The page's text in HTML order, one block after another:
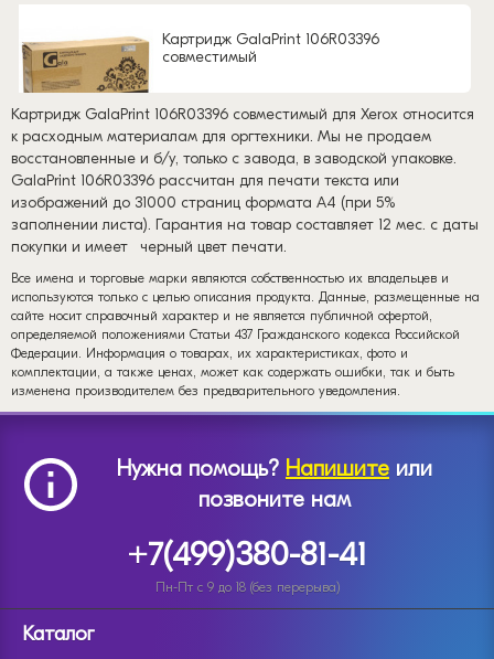
Картридж GalaPrint 106R03396
совместимый
Картридж GalaPrint 106R03396 совместимый для Xerox относится
к расходным материалам для оргтехники. Мы не продаем
восстановленные и б/у, только с завода, в заводской упаковке.
GalaPrint 106R03396 рассчитан для печати текста или
изображений до 31000 страниц формата А4 (при 5%
заполнении листа). Гарантия на товар составляет 12 мес. с даты
покупки и имеет
черный цвет печати.
Все имена и торговые марки являются собственностью их владельцев и
используются только с целью описания продукта. Данные, размещенные на
сайте носит справочный характер и не является публичной офертой,
определяемой положениями Статьи 437 Гражданского кодекса Российской
Федерации. Информация о товарах, их характеристиках, фото и
комплектации, а также ценах, может как содержать ошибки, так и быть
изменена производителем без предварительного уведомления.
Нужна помощь? Напишите или
позвоните нам
+7(499)380-81-41
Пн-Пт с 9 до 18 (без перерыва)
Каталог